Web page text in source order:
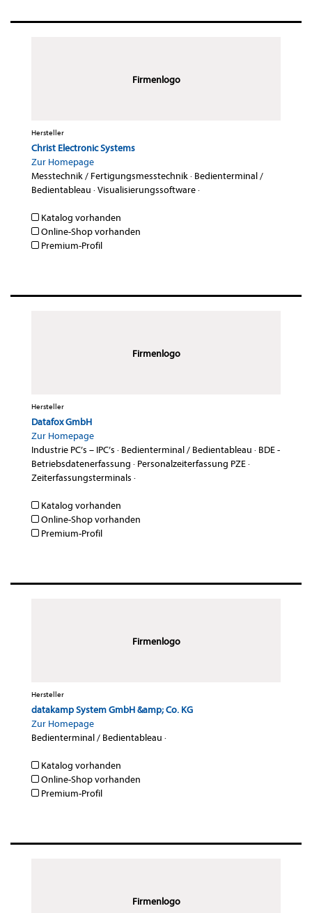
Firmenlogo
Hersteller
Christ Electronic Systems
Zur Homepage
Messtechnik / Fertigungsmesstechnik· Bedienterminal /
Bedientableau ·Visualisierungssoftware·
Katalog vorhanden
Online-Shop vorhanden
Premium-Profil
Firmenlogo
Hersteller
Datafox GmbH
Zur Homepage
Industrie PC’s – IPC’s · Bedienterminal / Bedientableau · BDE -
Betriebsdatenerfassung · Personalzeiterfassung PZE·
Zeiterfassungsterminals ·
Katalog vorhanden
Online-Shop vorhanden
Premium-Profil
Firmenlogo
Hersteller
datakamp System GmbH &amp; Co. KG
Zur Homepage
Bedienterminal / Bedientableau ·
Katalog vorhanden
Online-Shop vorhanden
Premium-Profil
Firmenlogo